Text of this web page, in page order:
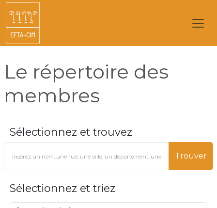
Le répertoire des
membres
Sélectionnez et trouvez
Trouver
Sélectionnez et triez